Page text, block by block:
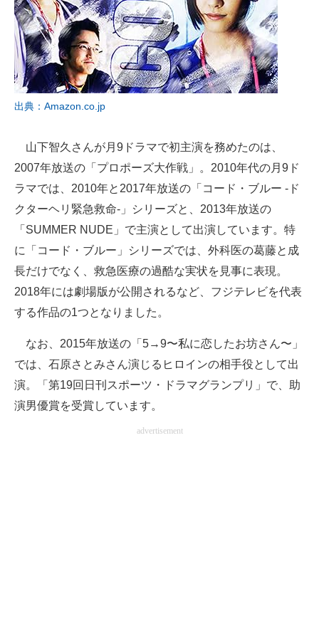
出典：Amazon.co.jp
山下智久さんが月9ドラマで初主演を務めたのは、
2007年放送の「プロポーズ大作戦」。2010年代の月9ド
ラマでは、2010年と2017年放送の「コード・ブルー -ド
クターヘリ緊急救命-」シリーズと、2013年放送の
「SUMMER NUDE」で主演として出演しています。特
に「コード・ブルー」シリーズでは、外科医の葛藤と成
長だけでなく、救急医療の過酷な実状を見事に表現。
2018年には劇場版が公開されるなど、フジテレビを代表
する作品の1つとなりました。
なお、2015年放送の「5→9〜私に恋したお坊さん〜」
では、石原さとみさん演じるヒロインの相手役として出
演。「第19回日刊スポーツ・ドラマグランプリ」で、助
演男優賞を受賞しています。
advertisement